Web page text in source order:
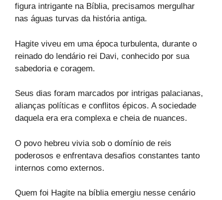
figura intrigante na Bíblia, precisamos mergulhar
nas águas turvas da história antiga.
Hagite viveu em uma época turbulenta, durante o
reinado do lendário rei Davi, conhecido por sua
sabedoria e coragem.
Seus dias foram marcados por intrigas palacianas,
alianças políticas e conflitos épicos. A sociedade
daquela era era complexa e cheia de nuances.
O povo hebreu vivia sob o domínio de reis
poderosos e enfrentava desafios constantes tanto
internos como externos.
Quem foi Hagite na bíblia emergiu nesse cenário